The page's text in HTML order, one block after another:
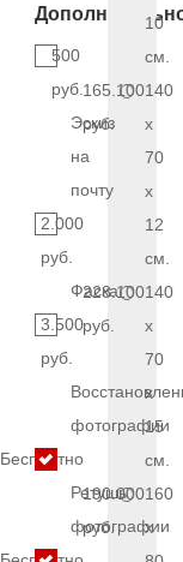
500
руб.
Эскиз
на
почту
2.000
руб.
Фаска
3.500
руб.
фотографии
Бесплатно
Ретушь
фотографии
10
см.
165.100
руб.
140
x
70
x
12
см.
228.100
руб.
140
x
70
x
15
см.
190.000
руб.
160
x